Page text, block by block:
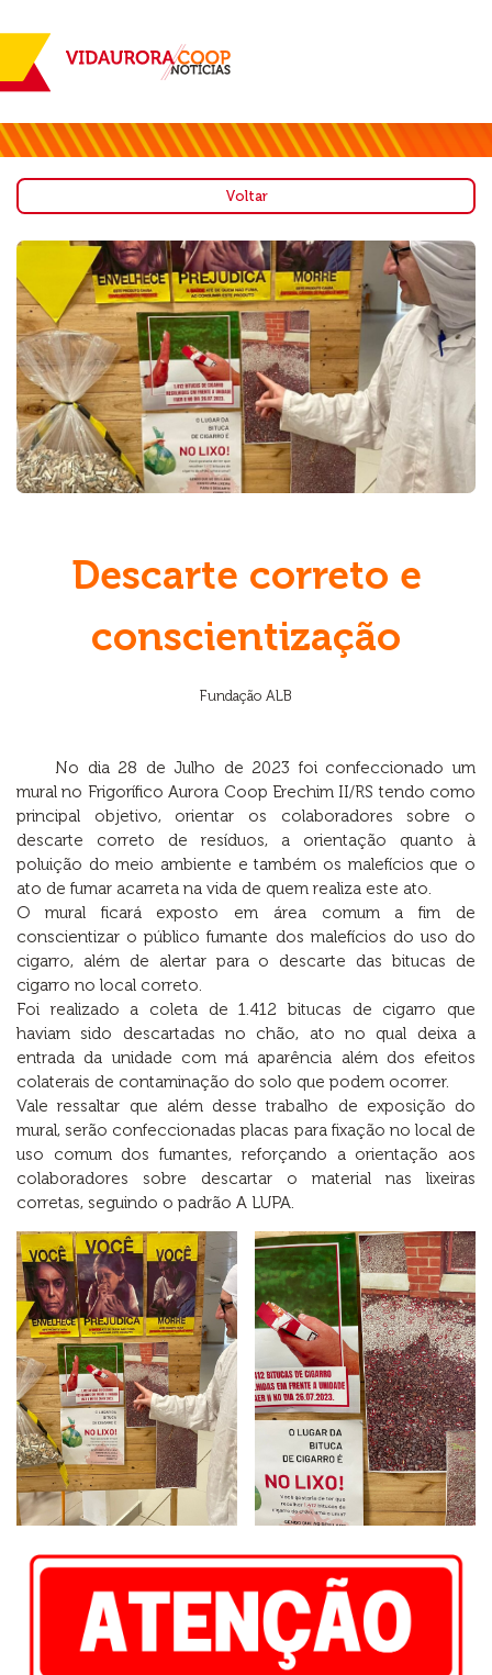
Voltar
Descarte correto e
conscientização
Fundação ALB
No dia 28 de Julho de 2023 foi confeccionado um
mural no Frigorífico Aurora Coop Erechim II/RS tendo como
principal objetivo, orientar os colaboradores sobre o
descarte correto de resíduos, a orientação quanto à
poluição do meio ambiente e também os malefícios que o
ato de fumar acarreta na vida de quem realiza este ato.
O mural ficará exposto em área comum a fim de
conscientizar o público fumante dos malefícios do uso do
cigarro, além de alertar para o descarte das bitucas de
cigarro no local correto.
Foi realizado a coleta de 1.412 bitucas de cigarro que
haviam sido descartadas no chão, ato no qual deixa a
entrada da unidade com má aparência além dos efeitos
colaterais de contaminação do solo que podem ocorrer.
Vale ressaltar que além desse trabalho de exposição do
mural, serão confeccionadas placas para fixação no local de
uso comum dos fumantes, reforçando a orientação aos
colaboradores sobre descartar o material nas lixeiras
corretas, seguindo o padrão A LUPA.